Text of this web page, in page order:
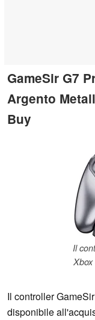
GameSir G7
Argento
Buy
Il
Il controller
disponibile